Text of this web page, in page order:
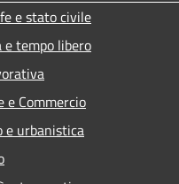
e stato civile
e tempo libero
e Commercio
e urbanistica